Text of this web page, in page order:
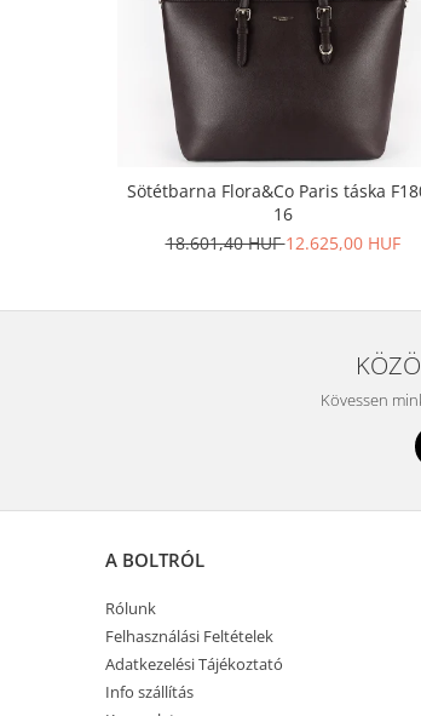
Sötétbarna Flora&Co Paris táska
16
18.601,40 HUF12.625,00 HUF
Kövessen
A BOLTRÓL
Rólunk
Felhasználási Feltételek
Adatkezelési Tájékoztató
Info szállítás